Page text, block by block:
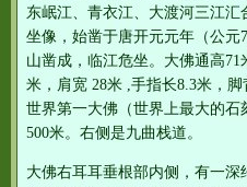
东岷江、青衣江、大渡河三江
坐像，始凿于唐开元元年（公元
山凿成，临江危坐。大佛通高71
米，肩宽 28米 ,手指长8.3米，
世界第一大佛（世界上最大的石
500米。右侧是九曲栈道。
大佛右耳耳垂根部内侧，有一